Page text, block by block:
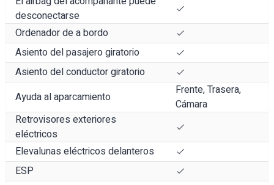
desconectarse
Ordenador de a bordo
Asiento del pasajero giratorio
Asiento del conductor giratorio
Ayuda al aparcamiento
Frente, Trasera,
Cámara
Retrovisores exteriores
eléctricos
Elevalunas eléctricos delanteros
ESP